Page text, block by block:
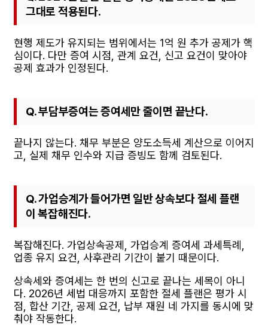
그대로 적용된다.
현행 제도가 유지되는 범위에서는 1억 원 추가 공제가 핵
심이다. 다만 증여 시점, 관계 요건, 신고 요건이 맞아야
공제 효과가 인정된다.
Q. 부담부증여는 증여세만 줄이면 끝난다.
끝나지 않는다. 채무 부분은 양도소득세 계산으로 이어지
고, 실제 채무 인수와 지급 증빙도 함께 검토된다.
Q. 가업승계가 들어가면 일반 상속보다 절세 플랜
이 복잡해진다.
복잡해진다. 가업상속공제, 가업승계 증여세 과세특례,
업종 유지 요건, 사후관리 기간이 붙기 때문이다.
상속세와 증여세는 한 번의 신고로 끝나는 세목이 아니
다. 2026년 세법 대응까지 포함한 절세 플랜은 평가 시
점, 합산 기간, 공제 요건, 납부 재원 네 가지를 동시에 맞
춰야 작동한다.